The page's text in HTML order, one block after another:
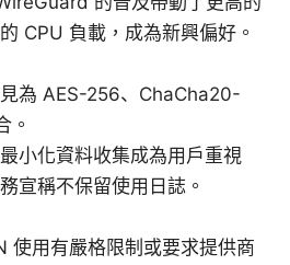
CPU 負載，成為新興偏好。
為 AES-256、ChaCha20-
。
小化資料收集成為用戶重視
宣稱不保留使用日誌。
使用有嚴格限制或要求提供商